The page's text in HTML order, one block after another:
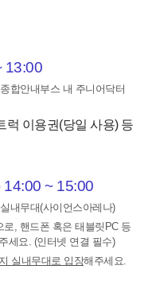
13:00
합안내부스 내 주니어닥터
럭 이용권(당일 사용) 등
14:00 ~ 15:00
내무대(사이언스아레나)
로, 핸드폰 혹은 태블릿PC 등
세요. (인터넷 연결 필수)
실내무대로 입장해주세요.